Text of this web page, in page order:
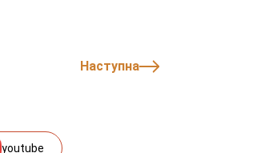
Наступна
youtube